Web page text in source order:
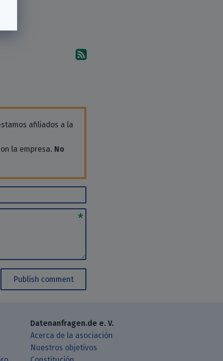
Suscríbete a los
afiliados a la
la empresa. No
Publish comment
Datenanfragen.de e. V.
Acerca de la asociación
Nuestros objetivos